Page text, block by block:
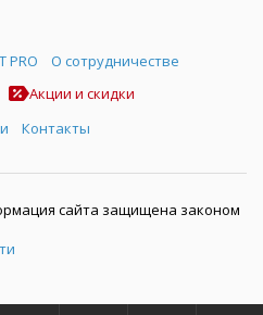
PRO
О сотрудничестве
Акции и скидки
Контакты
сайта защищена законом